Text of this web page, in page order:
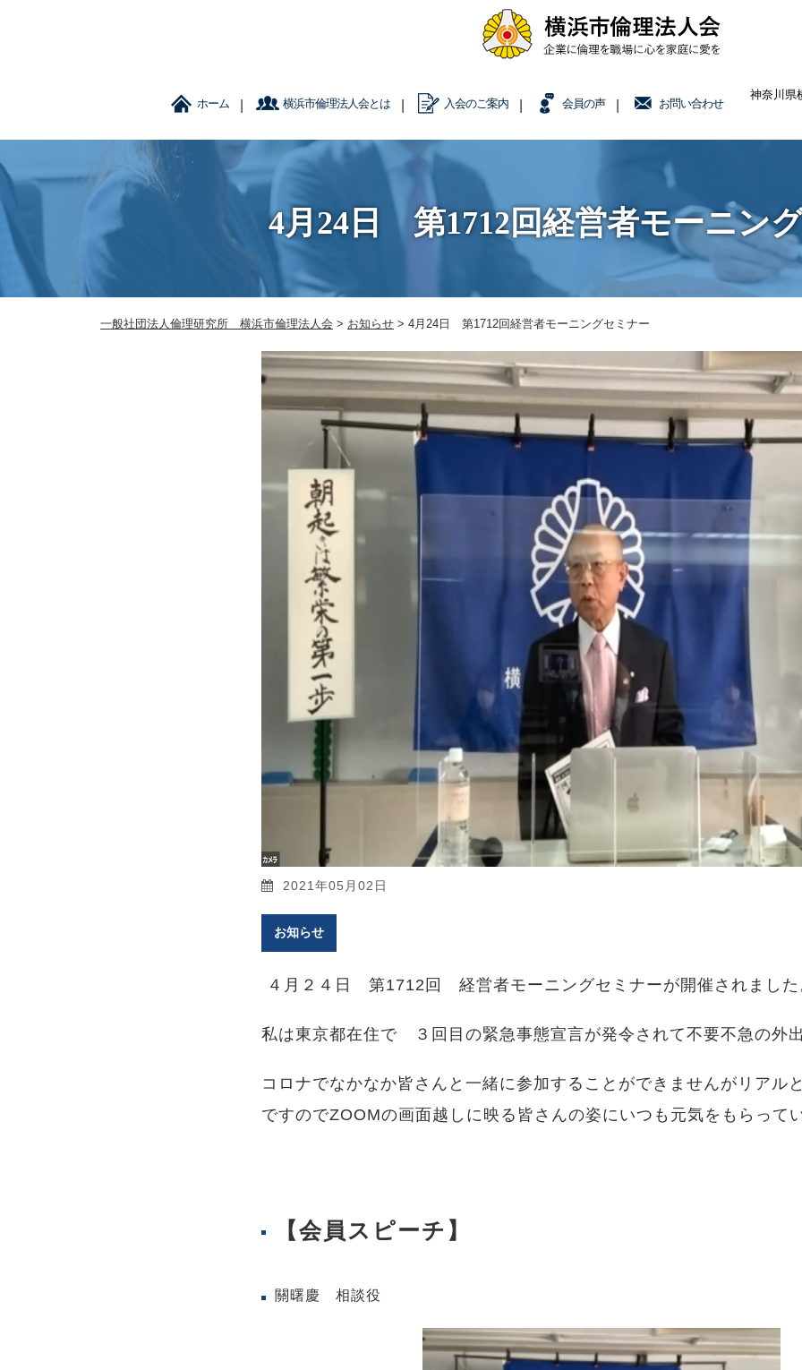
ホーム 横浜市倫理法人会とは 入会のご案内 会員の声 お問い合わせ
神奈川県
4月24日 第1712回経営者モーニン
一般社団法人倫理研究所 横浜市倫理法人会 > お知らせ > 4月24日 第1712回経営者モーニングセミナー
2021年05月02日
お知らせ
４月２４日 第1712回 経営者モーニングセミナーが開催されました
私は東京都在住で ３回目の緊急事態宣言が発令されて不要不急の外
コロナでなかなか皆さんと一緒に参加することができませんがリアル
ですのでZOOMの画面越しに映る皆さんの姿にいつも元気をもらって
【会員スピーチ】
關曙慶 相談役